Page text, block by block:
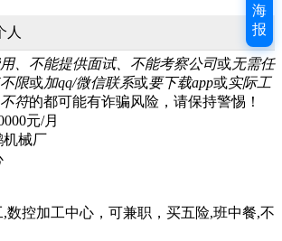
人
、不能提供面试、不能考察公司或无需任
限或加qq/微信联系或要下载app或实际工
符的都可能有诈骗风险，请保持警惕！
元/月
机械厂
数控加工中心，可兼职，买五险,班中餐,不
海
报